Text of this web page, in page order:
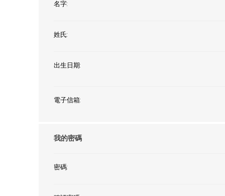
名字:
姓氏:
出生日期:
電子信箱:
我的密碼
密碼: